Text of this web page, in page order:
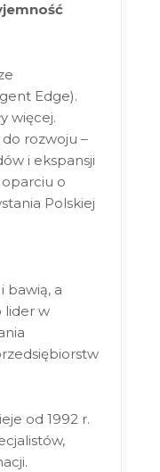
Edge).
więcej.
rozwoju –
i ekspansji
o
Polskiej
bawią, a
lider w
od 1992 r.